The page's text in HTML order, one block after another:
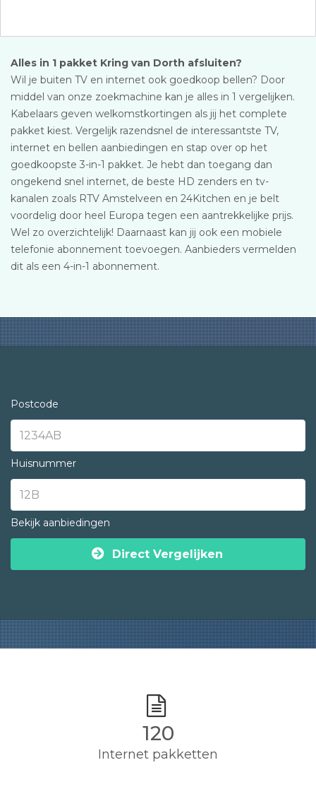
Alles in 1 pakket Kring van Dorth afsluiten?
Wil je buiten TV en internet ook goedkoop bellen? Door
middel van onze zoekmachine kan je alles in 1 vergelijken.
Kabelaars geven welkomstkortingen als jij het complete
pakket kiest. Vergelijk razendsnel de interessantste TV,
internet en bellen aanbiedingen en stap over op het
goedkoopste 3-in-1 pakket. Je hebt dan toegang dan
ongekend snel internet, de beste HD zenders en tv-
kanalen zoals RTV Amstelveen en 24Kitchen en je belt
voordelig door heel Europa tegen een aantrekkelijke prijs.
Wel zo overzichtelijk! Daarnaast kan jij ook een mobiele
telefonie abonnement toevoegen. Aanbieders vermelden
dit als een 4-in-1 abonnement.
Postcode
Huisnummer
Bekijk aanbiedingen
Direct Vergelijken
120
Internet pakketten